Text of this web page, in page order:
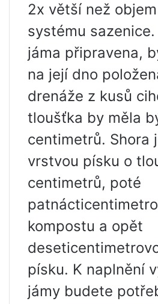
2x větší než
systému
jáma připravena,
na její dno
drenáže z kusů
tloušťka by měla
centimetrů. Shora
vrstvou písku o
centimetrů, poté
kompostu a opět
písku. K naplnění
jámy budete